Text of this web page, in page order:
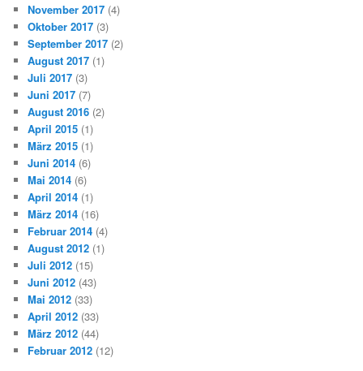
November 2017 (4)
Oktober 2017 (3)
September 2017 (2)
August 2017 (1)
Juli 2017 (3)
Juni 2017 (7)
August 2016 (2)
April 2015 (1)
März 2015 (1)
Juni 2014 (6)
Mai 2014 (6)
April 2014 (1)
März 2014 (16)
Februar 2014 (4)
August 2012 (1)
Juli 2012 (15)
Juni 2012 (43)
Mai 2012 (33)
April 2012 (33)
März 2012 (44)
Februar 2012 (12)